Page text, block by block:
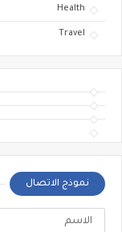
Health
Travel
نموذج الاتصال